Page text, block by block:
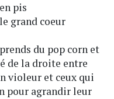
pis
grand coeur
du pop corn et
de la droite entre
violeur et ceux qui
pour agrandir leur